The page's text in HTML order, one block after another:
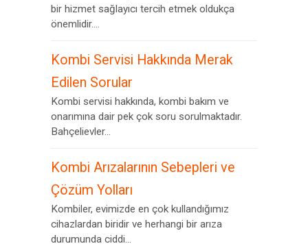
bir hizmet sağlayıcı tercih etmek oldukça
önemlidir....
Kombi Servisi Hakkında Merak
Edilen Sorular
Kombi servisi hakkında, kombi bakım ve
onarımına dair pek çok soru sorulmaktadır.
Bahçelievler...
Kombi Arızalarının Sebepleri ve
Çözüm Yolları
Kombiler, evimizde en çok kullandığımız
cihazlardan biridir ve herhangi bir arıza
durumunda ciddi...